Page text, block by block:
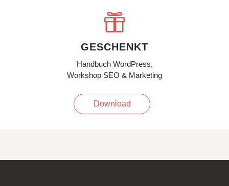

GESCHENKT
Handbuch WordPress,
Workshop SEO & Marketing
Download